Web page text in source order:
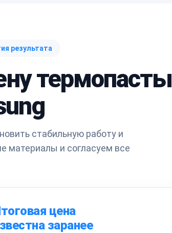
результата
термопасты
стабильную работу и
материалы и согласуем все
цена
заранее